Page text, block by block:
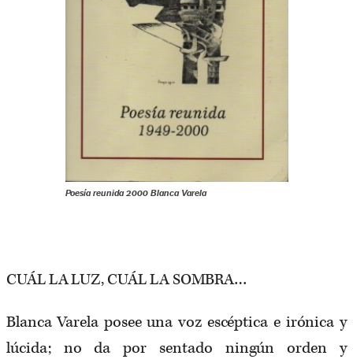
Poesía reunida 2000 Blanca Varela
CUÁL LA LUZ, CUÁL LA SOMBRA…
Blanca Varela posee una voz escéptica e irónica y
lúcida; no da por sentado ningún orden y